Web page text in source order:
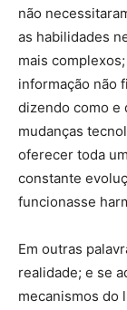
não
as habilidades
mais
informação não
dizendo como e
mudanças
oferecer toda
constante
funcionasse
Em outras
realidade; e se
mecanismos do